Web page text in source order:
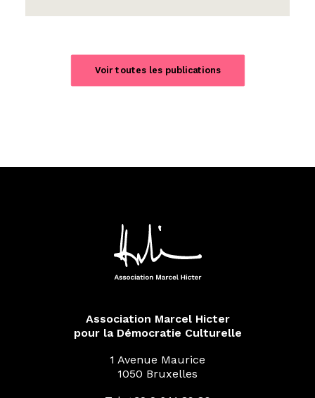
Voir toutes les publications
Association Marcel Hicter
pour la Démocratie Culturelle
1 Avenue Maurice
1050 Bruxelles